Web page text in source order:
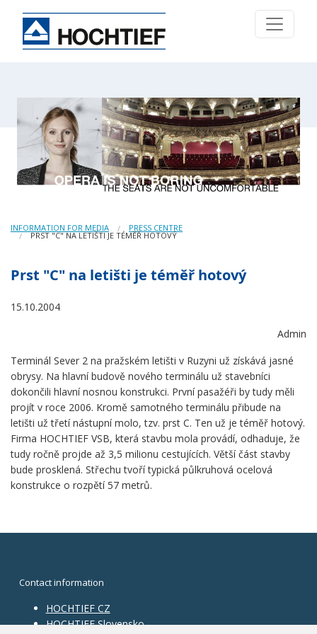
INFORMATION FOR MEDIA PRESS CENTRE
PRST "C" NA LETIŠTI JE TÉMĚŘ HOTOVÝ
Prst "C" na letišti je téměř hotový
15.10.2004
Admin
Terminál Sever 2 na pražském letišti v Ruzyni už získává jasné
obrysy. Na hlavní budově nového terminálu už stavebníci
dokončili hlavní nosnou konstrukci. První pasažéři by tudy měli
projít v roce 2006. Kromě samotného terminálu přibude na
letišti už třetí nástupní molo, tzv. prst C. Ten už je téměř hotový.
Firma HOCHTIEF VSB, která stavbu mola provádí, odhaduje, že
tudy ročně projde až 3,5 milionu cestujících. Větší část stavby
bude prosklená. Střechu tvoří typická půlkruhová ocelová
konstrukce o rozpětí 57 metrů.
Contact information
HOCHTIEF CZ
HOCHTIEF Slovensko